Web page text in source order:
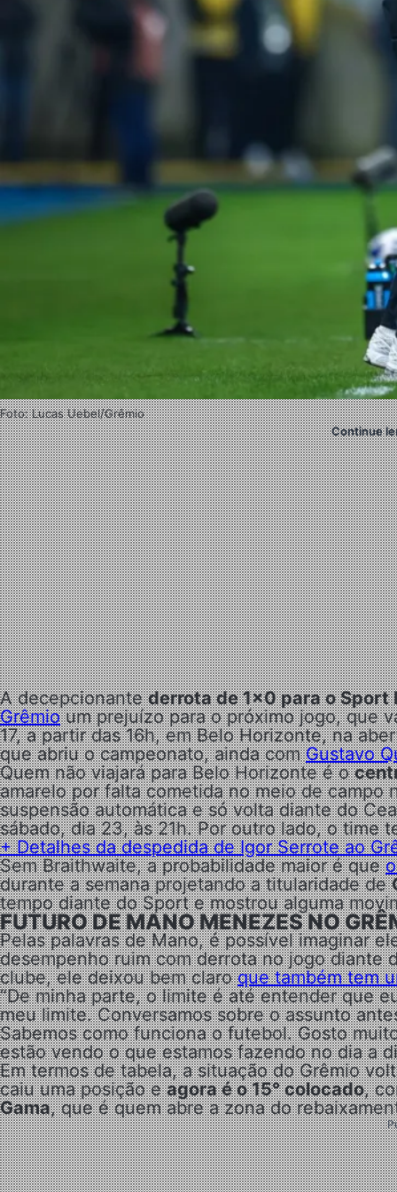
Foto: Lucas Uebel/Grêmio
Continue
A decepcionantederrota de 1×0 para o Sport
Grêmioum prejuízo para o próximo jogo, que
17, a partir das 16h, em Belo Horizonte, na
que abriu o campeonato, ainda comGustavo
Quem não viajará para Belo Horizonte é o
amarelo por falta cometida no meio de
suspensão automática e só volta diante do
sábado, dia 23, às 21h. Por outro lado, o time
+Detalhes da despedida de Igor Serrote ao
Sem Braithwaite, a probabilidade maior é que
durante a semana projetando a titularidade de
tempo diante do Sport e mostrou alguma
FUTURO DE MANO MENEZES NO
Pelas palavras de Mano, é possível imaginar
desempenho ruim com derrota no jogo diante
clube, ele deixou bem claroque também tem
“De minha parte, o limite é até entender que
meu limite. Conversamos sobre o assunto
Sabemos como funciona o futebol. Gosto
estão vendo o que estamos fazendo no dia a
Em termos de tabela, a situação do Grêmio
caiu uma posição eagora é o 15° colocado,
Gama, que é quem abre a zona do